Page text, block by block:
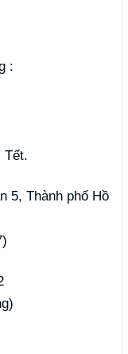
:
Tết.
5, Thành phố Hồ